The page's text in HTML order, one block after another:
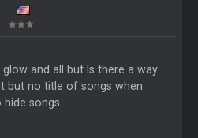
and all but Is there a way
but no title of songs when
songs